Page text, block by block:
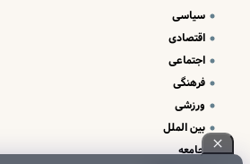
سیاسی
اقتصادی
اجتماعی
فرهنگی
ورزشی
بین الملل
جامعه